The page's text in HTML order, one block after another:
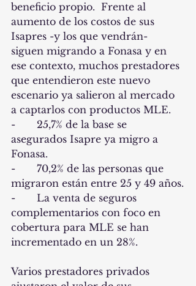
beneficio propio.  Frente al
aumento de los costos de sus
Isapres -y los que vendrán-
siguen migrando a Fonasa y en
ese contexto, muchos prestadores
que entendieron este nuevo
escenario ya salieron al mercado
a captarlos con productos MLE.
-       25,7% de la base se
asegurados Isapre ya migro a
Fonasa.
-       70,2% de las personas que
migraron están entre 25 y 49 años.
-       La venta de seguros
complementarios con foco en
cobertura para MLE se han
incrementado en un 28%.
Varios prestadores privados